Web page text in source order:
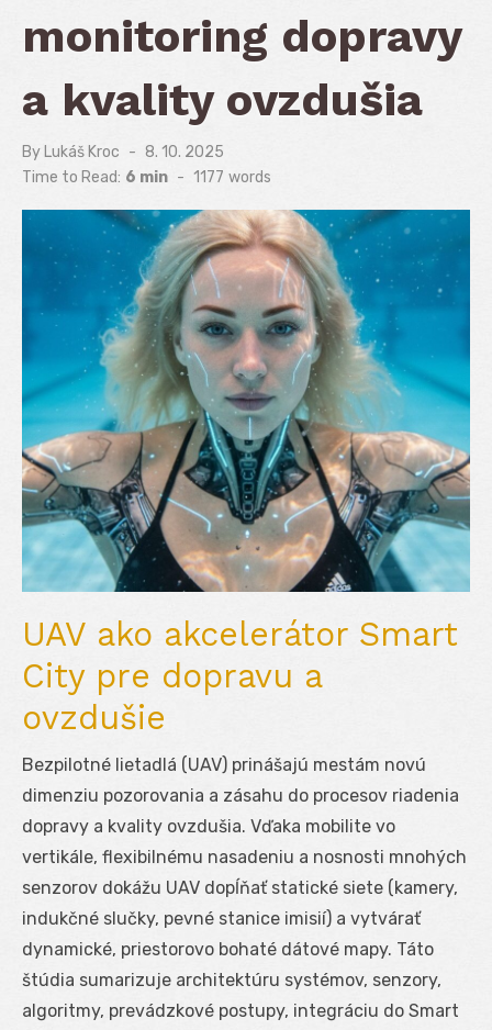
monitoring dopravy
a kvality ovzdušia
By Lukáš Kroc
Posted
on
8. 10. 2025
Time to Read: 6 min - 1177 words
UAV ako akcelerátor Smart
City pre dopravu a
ovzdušie
Bezpilotné lietadlá (UAV) prinášajú mestám novú
dimenziu pozorovania a zásahu do procesov riadenia
dopravy a kvality ovzdušia. Vďaka mobilite vo
vertikále, flexibilnému nasadeniu a nosnosti mnohých
senzorov dokážu UAV dopĺňať statické siete (kamery,
indukčné slučky, pevné stanice imisií) a vytvárať
dynamické, priestorovo bohaté dátové mapy. Táto
štúdia sumarizuje architektúru systémov, senzory,
algoritmy, prevádzkové postupy, integráciu do Smart